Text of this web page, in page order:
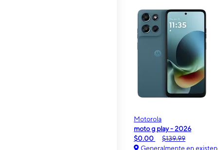
Motorola
moto g play - 2026
$0.00
$139.99
Generalmente en